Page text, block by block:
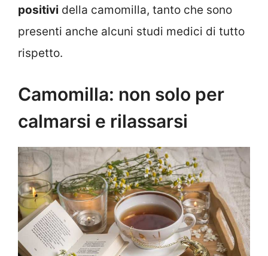
positivi della camomilla, tanto che sono
presenti anche alcuni studi medici di tutto
rispetto.
Camomilla: non solo per
calmarsi e rilassarsi